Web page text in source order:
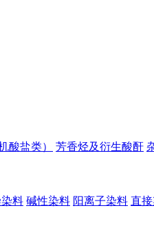
酸盐类） 芳香烃及衍生酸酐
料 碱性染料 阳离子染料 直